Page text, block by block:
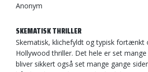
Anonym
SKEMATISK THRILLER
Skematisk, klichefyldt og typisk fortænkt
Hollywood thriller. Det hele er set
bliver sikkert også set mange gange